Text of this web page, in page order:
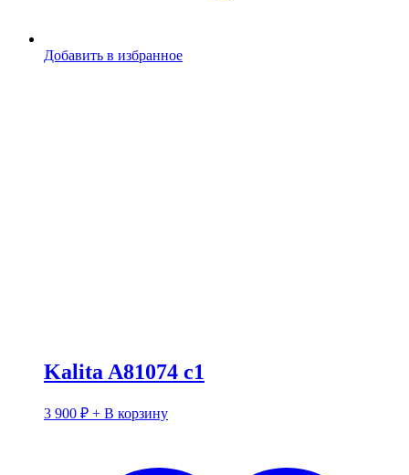
Добавить в избранное
Kalita A81074 c1
3 900 ₽ + В корзину